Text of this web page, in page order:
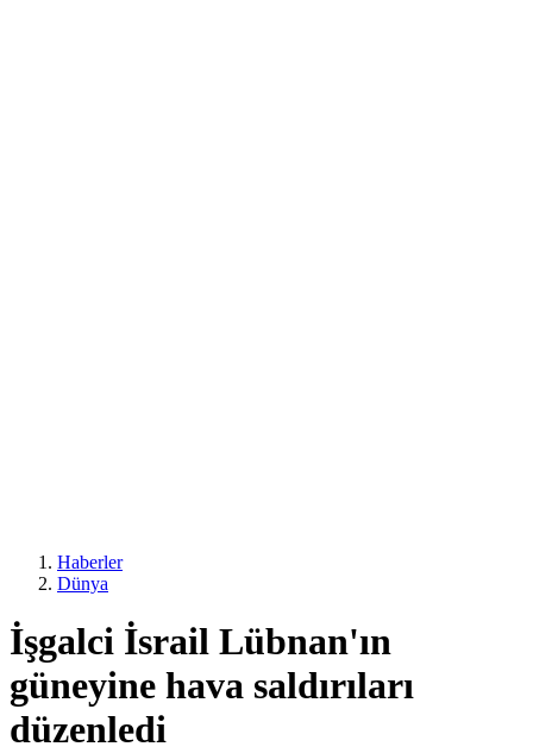
Haberler
Dünya
İşgalci İsrail Lübnan'ın
güneyine hava saldırıları
düzenledi